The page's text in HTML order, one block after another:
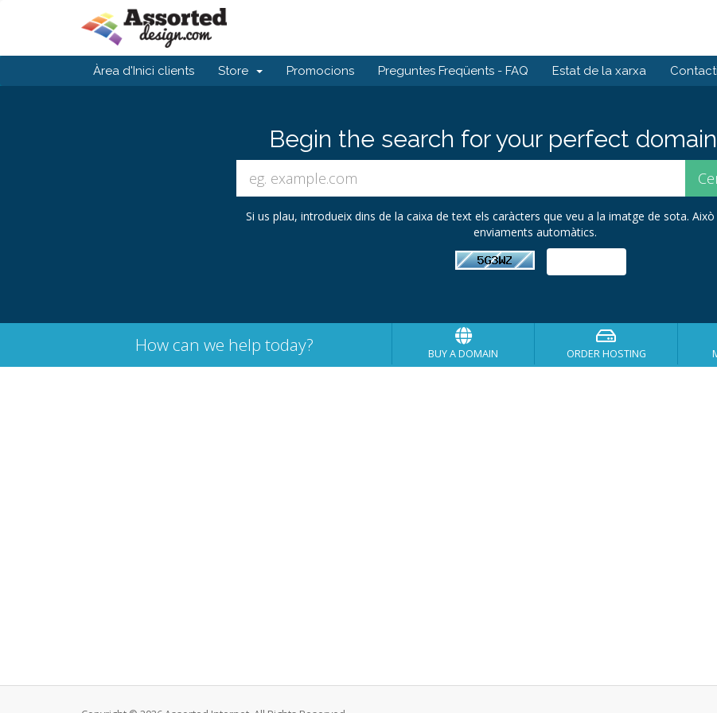
Àrea d'Inici clients Store Promocions Preguntes Freqüents - FAQ Estat de la xarxa
Begin the search for your perfect
Si us plau, introdueix dins de la caixa de text els caràcters que veu a la imatge de sota.
enviaments automàtics.
How can we help today? BUY A DOMAIN ORDER HOSTING